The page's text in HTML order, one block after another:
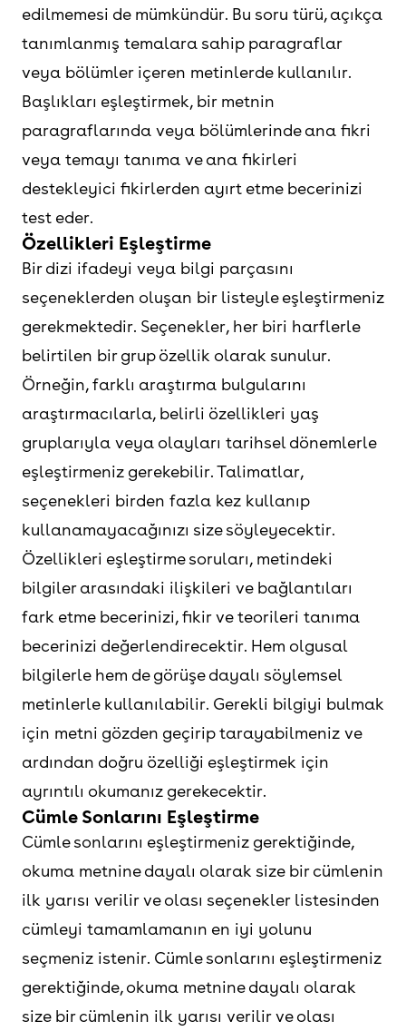
edilmemesi de mümkündür. Bu soru türü, açıkça
tanımlanmış temalara sahip paragraflar
veya bölümler içeren metinlerde kullanılır.
Başlıkları eşleştirmek, bir metnin
paragraflarında veya bölümlerinde ana fikri
veya temayı tanıma ve ana fikirleri
destekleyici fikirlerden ayırt etme becerinizi
test eder.
Özellikleri Eşleştirme
Bir dizi ifadeyi veya bilgi parçasını
seçeneklerden oluşan bir listeyle eşleştirmeniz
gerekmektedir. Seçenekler, her biri harflerle
belirtilen bir grup özellik olarak sunulur.
Örneğin, farklı araştırma bulgularını
araştırmacılarla, belirli özellikleri yaş
gruplarıyla veya olayları tarihsel dönemlerle
eşleştirmeniz gerekebilir. Talimatlar,
seçenekleri birden fazla kez kullanıp
kullanamayacağınızı size söyleyecektir.
Özellikleri eşleştirme soruları, metindeki
bilgiler arasındaki ilişkileri ve bağlantıları
fark etme becerinizi, fikir ve teorileri tanıma
becerinizi değerlendirecektir. Hem olgusal
bilgilerle hem de görüşe dayalı söylemsel
metinlerle kullanılabilir. Gerekli bilgiyi bulmak
için metni gözden geçirip tarayabilmeniz ve
ardından doğru özelliği eşleştirmek için
ayrıntılı okumanız gerekecektir.
Cümle Sonlarını Eşleştirme
Cümle sonlarını eşleştirmeniz gerektiğinde,
okuma metnine dayalı olarak size bir cümlenin
ilk yarısı verilir ve olası seçenekler listesinden
cümleyi tamamlamanın en iyi yolunu
seçmeniz istenir. Cümle sonlarını eşleştirmeniz
gerektiğinde, okuma metnine dayalı olarak
size bir cümlenin ilk yarısı verilir ve olası